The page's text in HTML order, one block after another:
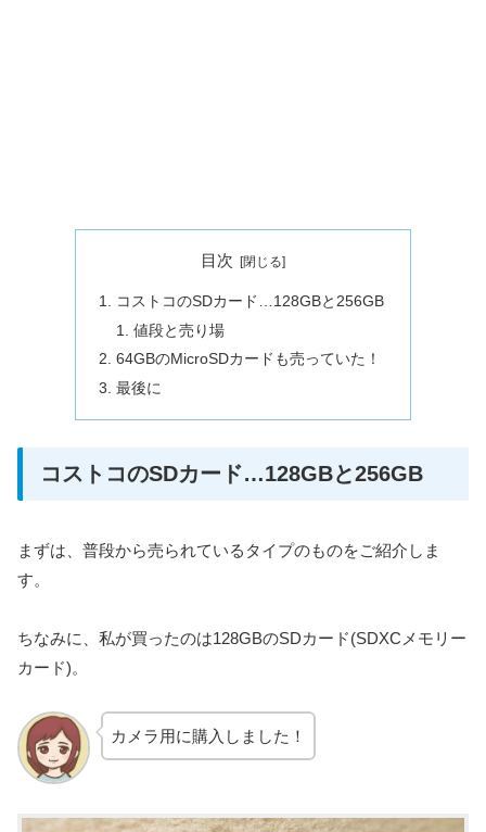
目次
コストコのSDカード…128GBと256GB
値段と売り場
64GBのMicroSDカードも売っていた！
最後に
コストコのSDカード…128GBと256GB
まずは、普段から売られているタイプのものをご紹介しま
す。
ちなみに、私が買ったのは128GBのSDカード(SDXCメモリー
カード)。
カメラ用に購入しました！